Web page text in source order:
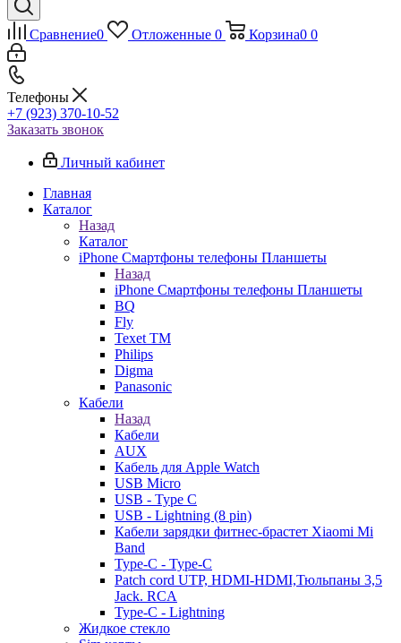
Сравнение0 Отложенные 0 Корзина0 0
Телефоны
+7 (923) 370-10-52
Заказать звонок
Личный кабинет
Главная
Каталог
Назад
Каталог
iPhone Смартфоны телефоны Планшеты
Назад
iPhone Смартфоны телефоны Планшеты
BQ
Fly
Texet TM
Philips
Digma
Panasonic
Кабели
Назад
Кабели
AUX
Кабель для Apple Watch
USB Micro
USB - Type C
USB - Lightning (8 pin)
Кабели зарядки фитнес-брастет Xiaomi Mi
Band
Type-C - Type-C
Patch cord UTP, HDMI-HDMI,Тюльпаны 3,5
Jack. RCA
Type-C - Lightning
Жидкое стекло